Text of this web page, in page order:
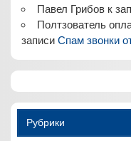
Павел Грибовк
Полтзователь
записиСпам звонки
Рубрики